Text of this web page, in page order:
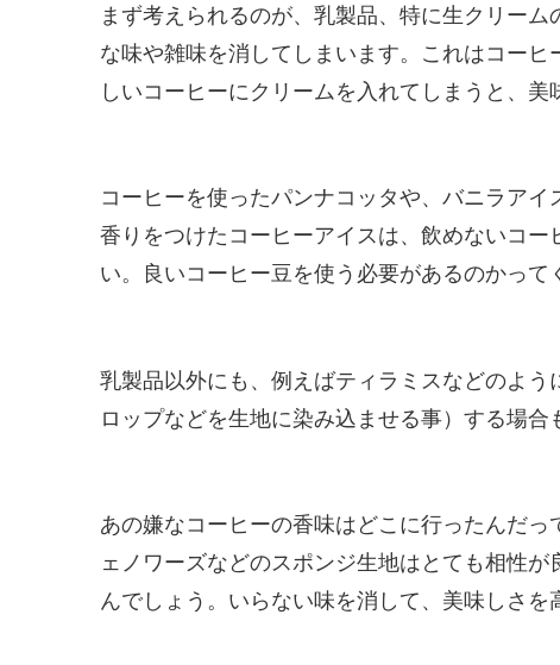
まず考えられるのが、乳製品、特に生クリー
な味や雑味を消してしまいます。これはコー
しいコーヒーにクリームを入れてしまうと、
コーヒーを使ったパンナコッタや、バニラアイ
香りをつけたコーヒーアイスは、飲めないコ
い。良いコーヒー豆を使う必要があるのかって
乳製品以外にも、例えばティラミスなどのよ
ロップなどを生地に染み込ませる事）する場合
あの嫌なコーヒーの香味はどこに行ったんだ
ェノワーズなどのスポンジ生地はとても相性
んでしょう。いらない味を消して、美味しさを